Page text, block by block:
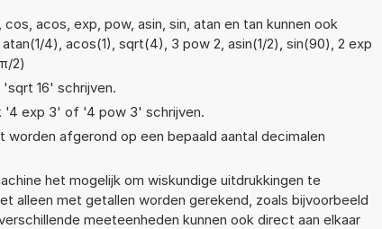
acos, exp, pow, asin, sin, atan en tan kunnen ook
4), acos(1), sqrt(4), 3 pow 2, asin(1/2), sin(90), 2 exp
2)
16' schrijven.
'4 exp 3' of '4 pow 3' schrijven.
worden afgerond op een bepaald aantal decimalen
het mogelijk om wiskundige uitdrukkingen te
alleen met getallen worden gerekend, zoals bijvoorbeeld
meeteenheden kunnen ook direct aan elkaar